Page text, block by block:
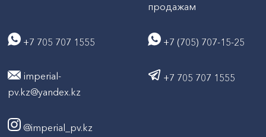
продажам
+7 705 707 1555 +7 (705) 707-15-25
imperial-
pv.kz@yandex.kz
+7 705 707 1555
@imperial_pv.kz